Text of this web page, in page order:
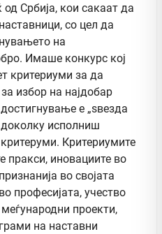
Србија, кои сакаат да
со цел да
на
Имаше конкурс кој
критериуми за да
избор на најдобар
е „ѕвезда
исполниш
Критериумите
пракси, иновациите во
во својата
професијата, учество
проекти,
на наставни